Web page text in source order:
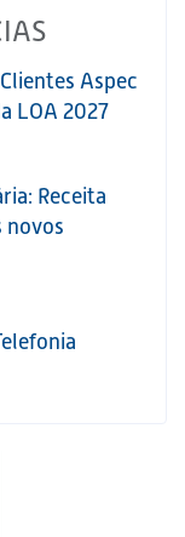
Aspec
LOA 2027
Receita
novos